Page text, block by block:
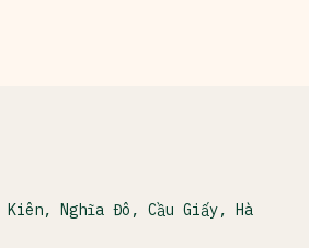
Kiên, Nghĩa Đô, Cầu Giấy, Hà